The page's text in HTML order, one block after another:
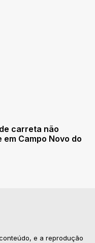
carreta não
Campo Novo do
e a reprodução